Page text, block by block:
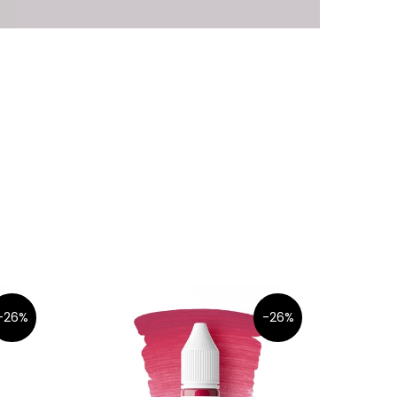
-26%